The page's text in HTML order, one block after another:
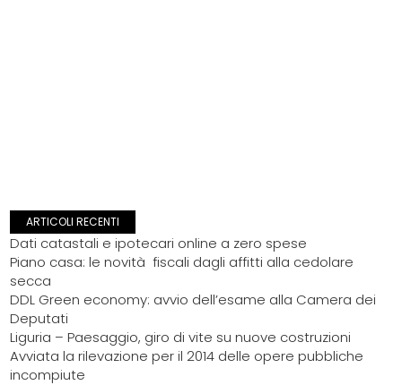
ARTICOLI RECENTI
Dati catastali e ipotecari online a zero spese
Piano casa: le novità fiscali dagli affitti alla cedolare
secca
DDL Green economy: avvio dell’esame alla Camera dei
Deputati
Liguria – Paesaggio, giro di vite su nuove costruzioni
Avviata la rilevazione per il 2014 delle opere pubbliche
incompiute